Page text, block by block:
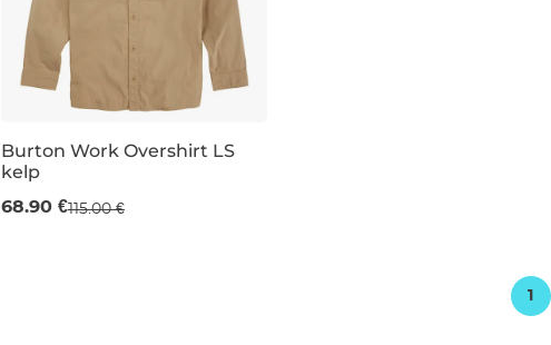
Výpredaj -40 %
Burton Work Overshirt LS
kelp
68.90 €115.00 €
1